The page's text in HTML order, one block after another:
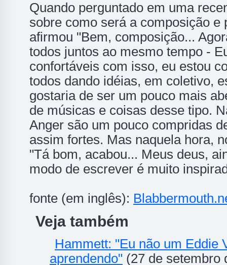
Quando perguntado em uma
sobre como será a composição
afirmou "Bem, composição...
todos juntos ao mesmo tempo -
confortáveis com isso, eu estou
todos dando idéias, em coletivo,
gostaria de ser um pouco mais
de músicas e coisas desse tipo.
Anger são um pouco compridas
assim fortes. Mas naquela hora,
"Tá bom, acabou... Meus deus,
modo de escrever é muito
fonte (em inglês):
Veja também
Hammett: "Eu não um Eddie
aprendendo" (27 de setembro